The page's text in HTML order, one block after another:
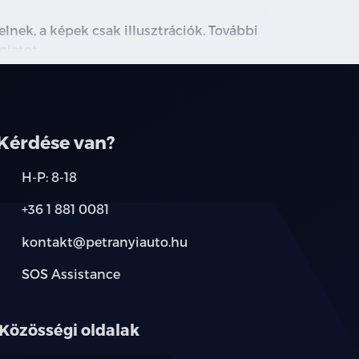
a képek csak illusztrációk. További
van?
H-P: 8-18
+36 1 881 0081
kontakt@petranyiauto.hu
SOS Assistance
Közösségi oldalak